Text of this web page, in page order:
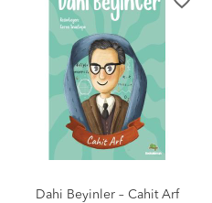
Dahi Beyinler – Cahit Arf